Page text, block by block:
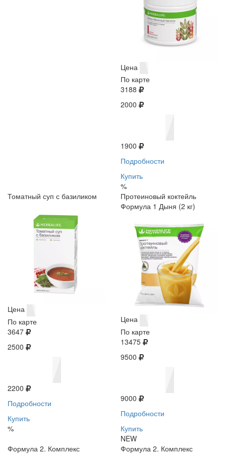
Цена
По карте
3188
2000
1900
Подробности
Купить
%
Томатный суп с базиликом
Цена
По карте
3647
2500
2200
Подробности
Купить
%
Протеиновый коктейль
Формула 1 Дыня (2 кг)
Цена
По карте
13475
9500
9000
Подробности
Купить
NEW
Формула 2. Комплекс
Формула 2. Комплекс